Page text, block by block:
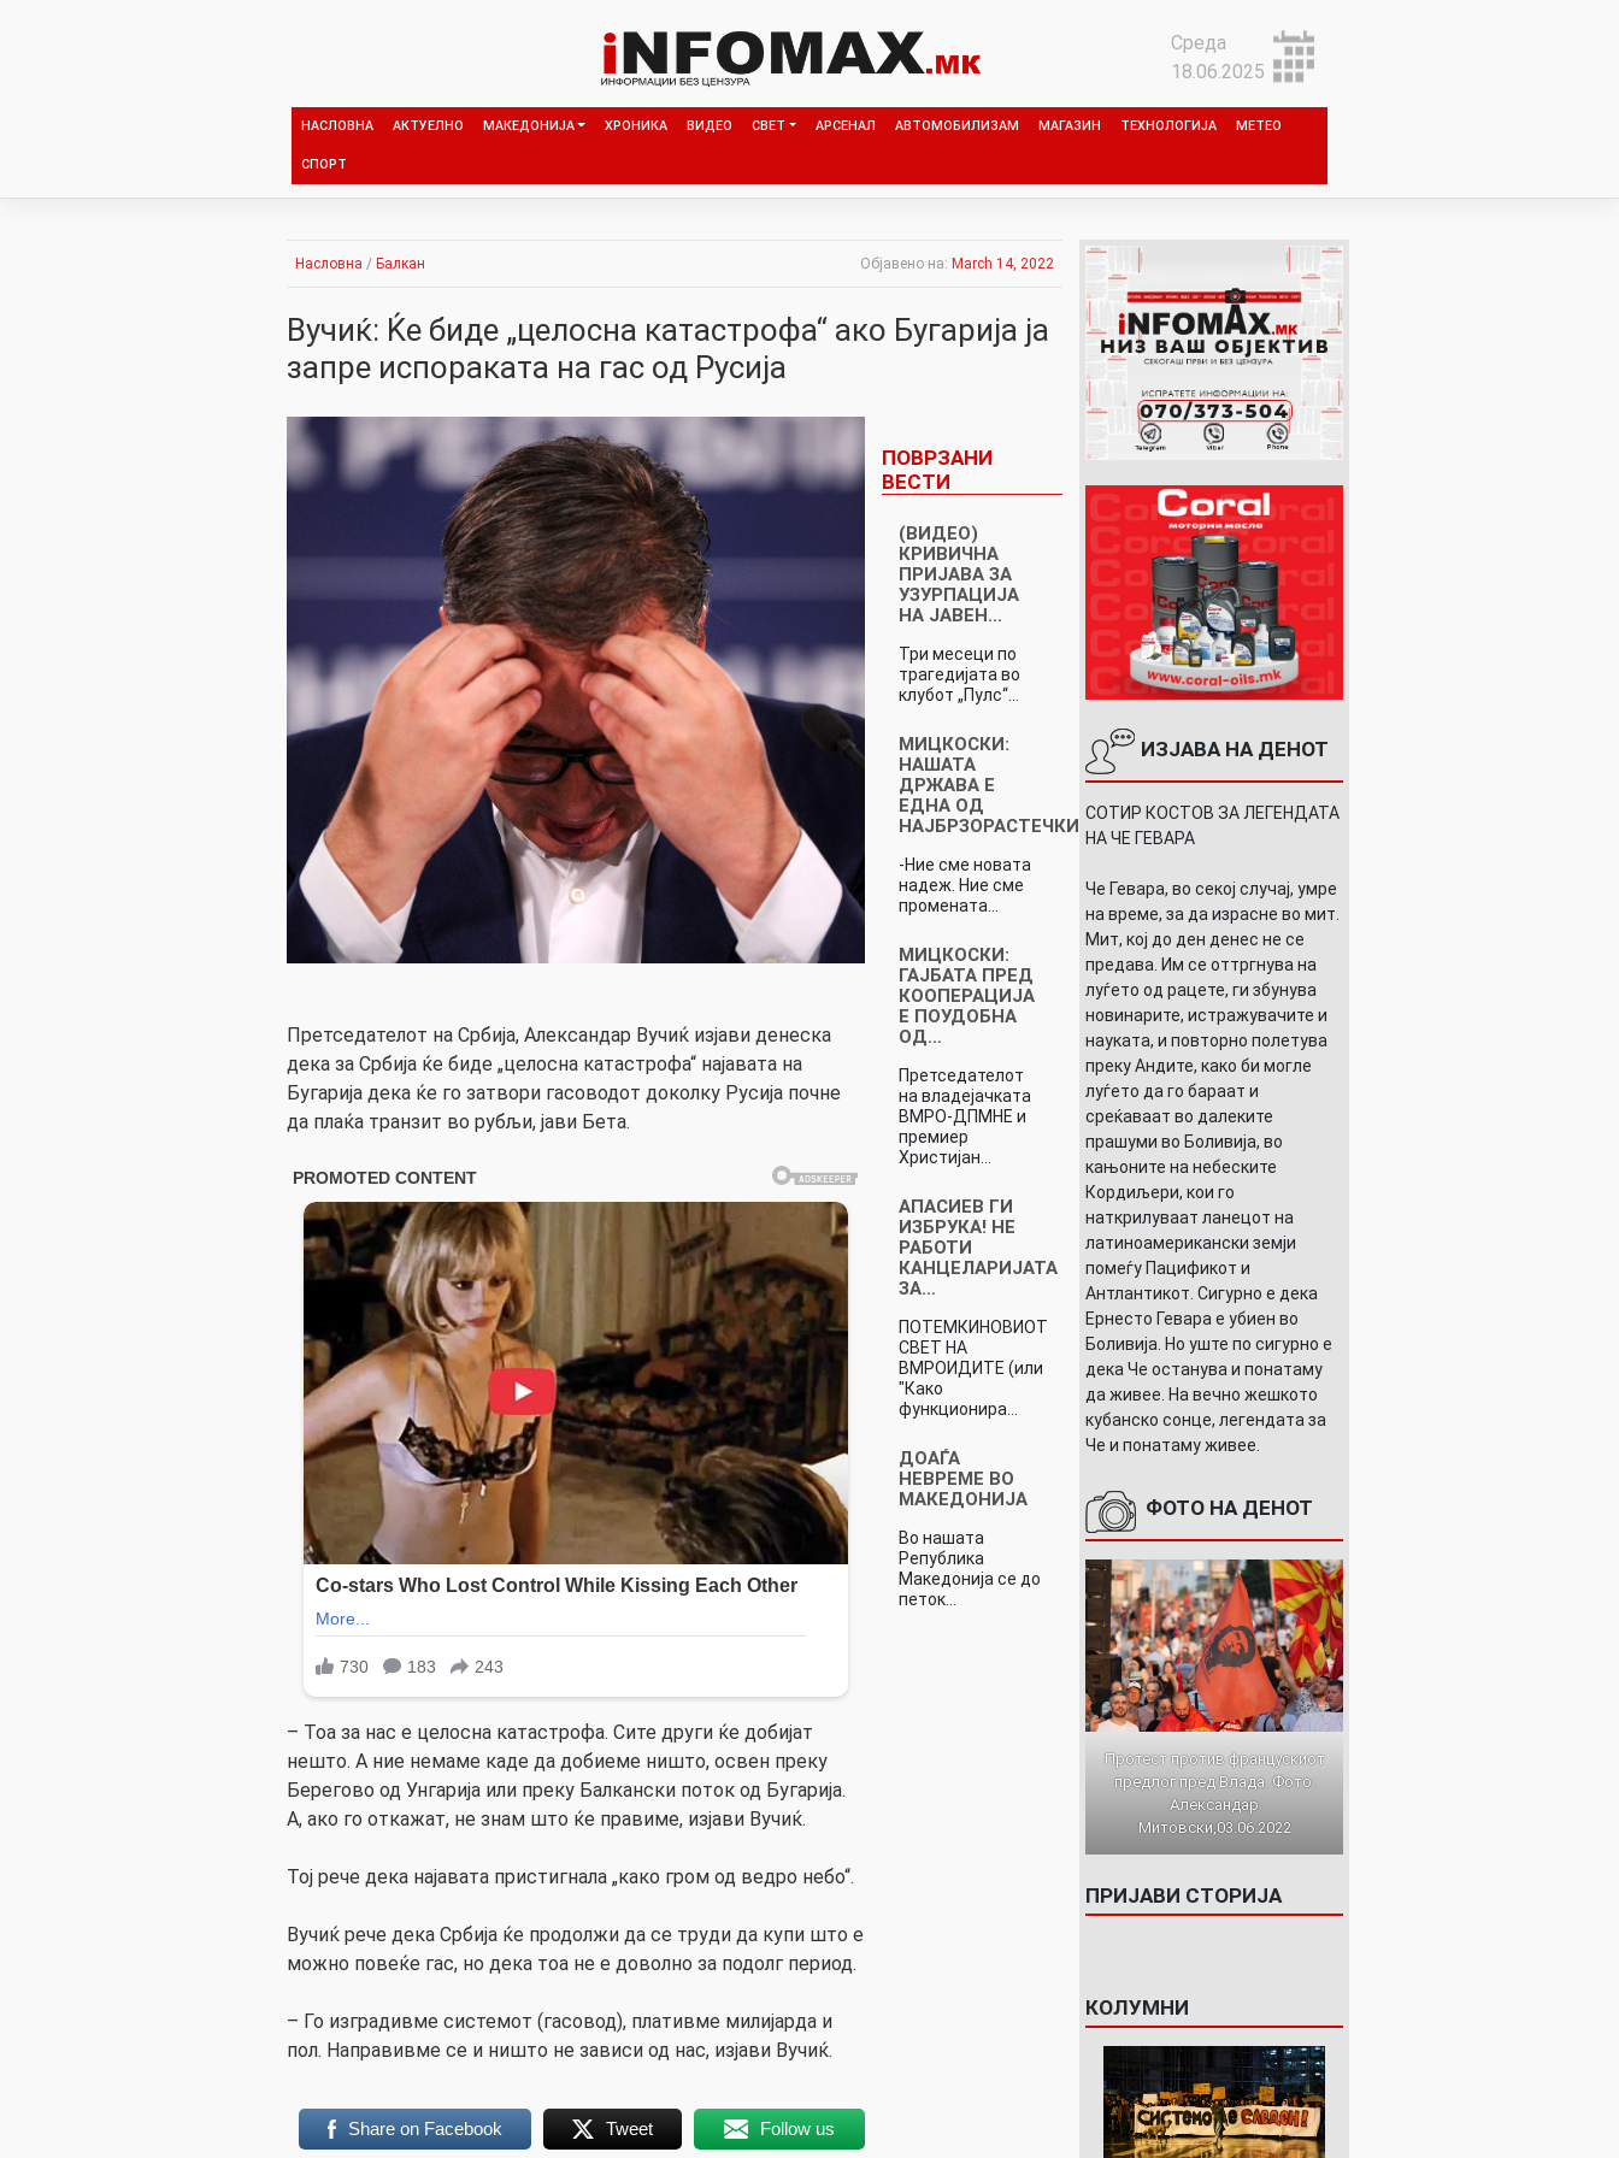
Среда
18.06.2025
НАСЛОВНА АКТУЕЛНО МАКЕДОНИЈА ХРОНИКА ВИДЕО СВЕТ АРСЕНАЛ АВТОМОБИЛИЗАМ МАГАЗИН ТЕХНОЛОГИЈА МЕТЕО
СПОРТ
Насловна / Балкан Објавено на: March 14, 2022
Вучиќ: Ќе биде „целосна катастрофа“ ако Бугарија ја
запре испораката на гас од Русија
Претседателот на Србија, Александар Вучиќ изјави денеска
дека за Србија ќе биде „целосна катастрофа“ најавата на
Бугарија дека ќе го затвори гасоводот доколку Русија почне
да плаќа транзит во рубљи, јави Бета.
– Тоа за нас е целосна катастрофа. Сите други ќе добијат
нешто. А ние немаме каде да добиеме ништо, освен преку
Берегово од Унгарија или преку Балкански поток од Бугарија.
А, ако го откажат, не знам што ќе правиме, изјави Вучиќ.
Тој рече дека најавата пристигнала „како гром од ведро небо“.
Вучиќ рече дека Србија ќе продолжи да се труди да купи што е
можно повеќе гас, но дека тоа не е доволно за подолг период.
– Го изградивме системот (гасовод), плативме милијарда и
пол. Направивме се и ништо не зависи од нас, изјави Вучиќ.
Share on Facebook Tweet Follow us
ПОВРЗАНИ
ВЕСТИ
(ВИДЕО)
КРИВИЧНА
ПРИЈАВА ЗА
УЗУРПАЦИЈА
НА ЈАВЕН…
Три месеци по
трагедијата во
клубот „Пулс“…
МИЦКОСКИ:
НАШАТА
ДРЖАВА Е
ЕДНА ОД
НАЈБРЗОРАСТЕЧКИТЕ…
-Ние сме новата
надеж. Ние сме
промената…
МИЦКОСКИ:
ГАЈБАТА ПРЕД
КООПЕРАЦИЈА
Е ПОУДОБНА
ОД…
Претседателот
на владејачката
ВМРО-ДПМНЕ и
премиер
Христијан…
АПАСИЕВ ГИ
ИЗБРУКА! НЕ
РАБОТИ
КАНЦЕЛАРИЈАТА
ЗА…
ПОТЕМКИНОВИОТ
СВЕТ НА
ВМРОИДИТЕ (или
"Како
функционира…
ДОАЃА
НЕВРЕМЕ ВО
МАКЕДОНИЈА
Во нашата
Република
Македонија се до
петок…
ИЗЈАВА НА ДЕНОТ
СОТИР КОСТОВ ЗА ЛЕГЕНДАТА
НА ЧЕ ГЕВАРА
Че Гевара, во секој случај, умре
на време, за да израсне во мит.
Мит, кој до ден денес не се
предава. Им се оттргнува на
луѓето од рацете, ги збунува
новинарите, истражувачите и
науката, и повторно полетува
преку Андите, како би могле
луѓето да го бараат и
среќаваат во далеките
прашуми во Боливија, во
кањоните на небеските
Кордиљери, кои го
наткрилуваат ланецот на
латиноамерикански земји
помеѓу Пацификот и
Антлантикот. Сигурно е дека
Ернесто Гевара е убиен во
Боливија. Но уште по сигурно е
дека Че останува и понатаму
да живее. На вечно жешкото
кубанско сонце, легендата за
Че и понатаму живее.
ФОТО НА ДЕНОТ
Протест против францускиот
предлог пред Влада. Фото:
Александар
Митовски,03.06.2022
ПРИЈАВИ СТОРИЈА
КОЛУМНИ